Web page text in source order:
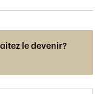
le devenir?